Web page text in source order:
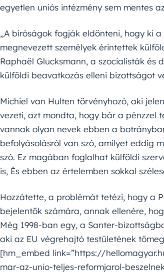
egyetlen uniós intézmény sem mentes
„A bíróságok fogják eldönteni, hogy ki
megnevezett személyek érintettek
Raphaël Glucksmann, a szocialisták
külföldi beavatkozás elleni bizottságot
Michiel van Hulten törvényhozó, aki
vezeti, azt mondta, hogy bár a pénzzel
vannak olyan nevek ebben a
befolyásolásról van szó, amilyet eddig
szó. Ez magában foglalhat külföldi
is, És ebben az értelemben sokkal
Hozzátette, a problémát tetézi, hogy a
bejelentők számára, annak ellenére,
Még 1998-ban egy, a Santer-
aki az EU végrehajtó testületének
[hm_embed link=”https://
mar-az-unio-teljes-reformjarol-